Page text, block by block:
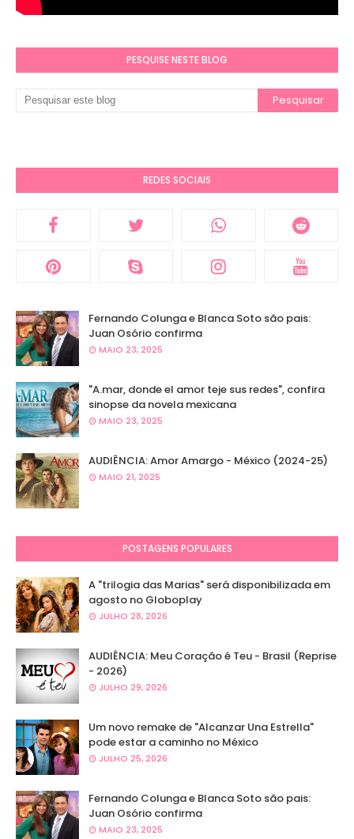
PESQUISE NESTE BLOG
REDES SOCIAIS
Fernando Colunga e Blanca Soto são pais:
Juan Osório confirma
MAIO 23, 2025
"A.mar, donde el amor teje sus redes", confira
sinopse da novela mexicana
MAIO 23, 2025
AUDIÊNCIA: Amor Amargo - México (2024-25)
MAIO 21, 2025
POSTAGENS POPULARES
A "trilogia das Marias" será disponibilizada em
agosto no Globoplay
JULHO 28, 2026
AUDIÊNCIA: Meu Coração é Teu - Brasil (Reprise
- 2026)
JULHO 29, 2026
Um novo remake de "Alcanzar Una Estrella"
pode estar a caminho no México
JULHO 25, 2026
Fernando Colunga e Blanca Soto são pais:
Juan Osório confirma
MAIO 23, 2025